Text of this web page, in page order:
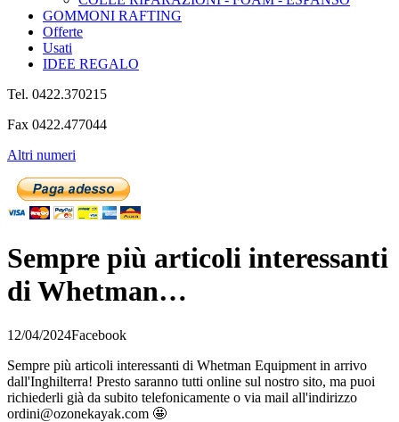
GOMMONI RAFTING
Offerte
Usati
IDEE REGALO
Tel. 0422.370215
Fax 0422.477044
Altri numeri
Sempre più articoli interessanti
di Whetman…
12/04/2024Facebook
Sempre più articoli interessanti di Whetman Equipment in arrivo
dall'Inghilterra! Presto saranno tutti online sul nostro sito, ma puoi
richiederli già da subito telefonicamente o via mail all'indirizzo
ordini@ozonekayak.com 🤩